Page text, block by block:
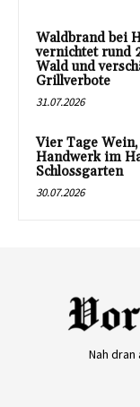
Waldbrand bei
vernichtet rund
Wald und
Grillverbote
31.07.2026
Vier Tage
Handwerk im
Schlossgarten
30.07.2026
Nah